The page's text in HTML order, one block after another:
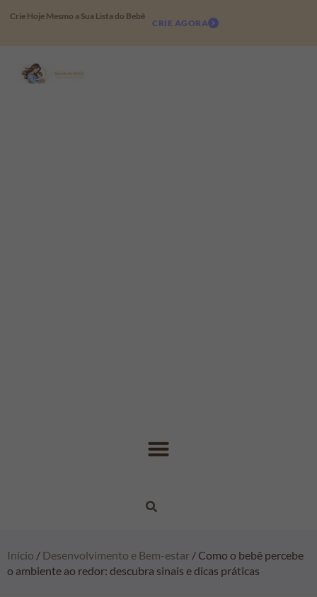
Crie Hoje Mesmo a Sua Lista do Bebê
CRIE AGORA
Início / Desenvolvimento e Bem-estar / Como o bebê percebe
o ambiente ao redor: descubra sinais e dicas práticas